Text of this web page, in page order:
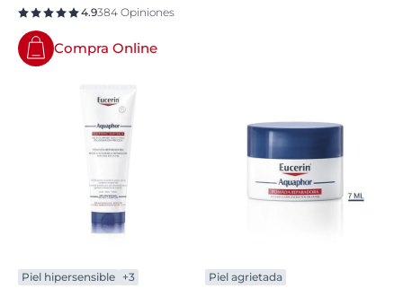
4.9384 Opiniones
Compra Online
Piel hipersensible +3 Piel agrietada